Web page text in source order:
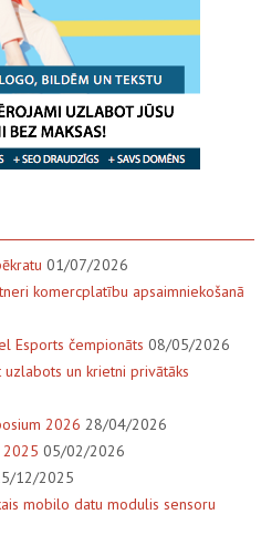
01/07/2026
komercplatību apsaimniekošanā
Esports čempionāts 08/05/2026
un krietni privātāks
2026 28/04/2026
2025 05/02/2026
12/2025
mobilo datu modulis sensoru